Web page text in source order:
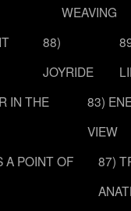
WEAVING
88)
JOYRIDE
IN THE
83)
VIEW
A POINT OF
87)